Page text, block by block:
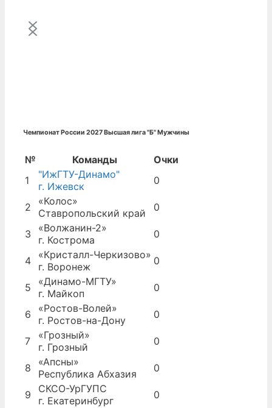
Чемпионат России 2027 Высшая лига "Б" Мужчины
№ Команды
Очки
1
"ИжГТУ-Динамо"
г. Ижевск
0
2
«Колос»
Ставропольский край
0
3
«Волжанин-2»
г. Кострома
0
4
«Кристалл-Черкизово»
г. Воронеж
0
5
«Динамо-МГТУ»
г. Майкоп
0
6
«Ростов-Волей»
г. Ростов-на-Дону
0
7
«Грозный»
г. Грозный
0
8
«Апсны»
Республика Абхазия
0
9
СКСО-УрГУПС
г. Екатеринбург
0